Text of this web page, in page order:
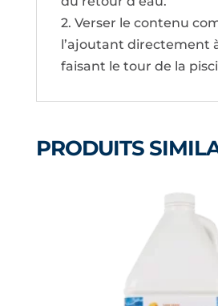
2. Verser le contenu
l’ajoutant directement
faisant le tour de la
PRODUITS